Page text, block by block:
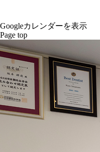
Googleカレンダーを表示
Page top